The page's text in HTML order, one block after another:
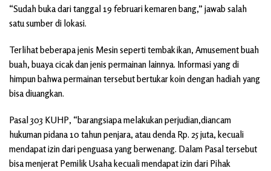
“Sudah buka dari tanggal 19 februari kemaren bang,” jawab salah
satu sumber di lokasi.
Terlihat beberapa jenis Mesin seperti tembak ikan, Amusement buah
buah, buaya cicak dan jenis permainan lainnya. Informasi yang di
himpun bahwa permainan tersebut bertukar koin dengan hadiah yang
bisa diuangkan.
Pasal 303 KUHP, “barangsiapa melakukan perjudian,diancam
hukuman pidana 10 tahun penjara, atau denda Rp. 25 juta, kecuali
mendapat izin dari penguasa yang berwenang. Dalam Pasal tersebut
bisa menjerat Pemilik Usaha kecuali mendapat izin dari Pihak